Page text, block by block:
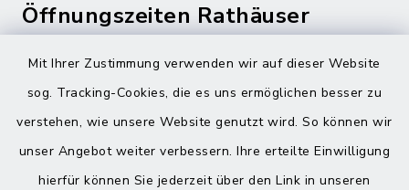
Mit Ihrer Zustimmung verwenden wir auf dieser Website
sog. Tracking-Cookies, die es uns ermöglichen besser zu
verstehen, wie unsere Website genutzt wird. So können wir
unser Angebot weiter verbessern. Ihre erteilte Einwilligung
hierfür können Sie jederzeit über den Link in unseren
Öffnungszeiten Rathäuser
Montag bis Freitag:
08:00-12:00 Uhr
Donnerstag zusätzlich:
13:00-18:00 Uhr